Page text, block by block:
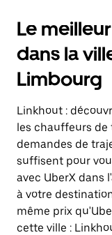
bas
pour
ouvrir
le
calendrier
et
une
date.
Appuyez
sur
la
touche
Échap
pour
fermer
le
Le
dans la
Limbourg
Linkhout :
les chauffeurs de
demandes de
suffisent pour
avec UberX dans
à votre
même prix
cette ville :